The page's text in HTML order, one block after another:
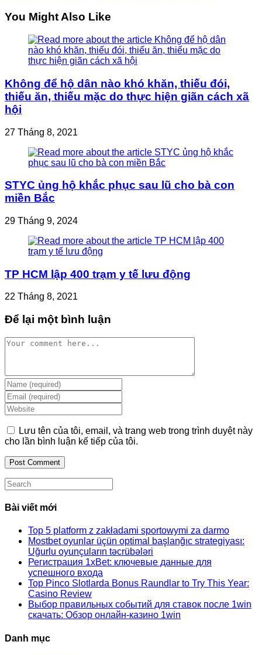
You Might Also Like
Không để hộ dân nào khó khăn, thiếu đói,
thiếu ăn, thiếu mặc do thực hiện giãn cách xã
hội
27 Tháng 8, 2021
STYC ủng hộ khắc phục sau lũ cho bà con
miền Bắc
29 Tháng 9, 2024
TP HCM lập 400 trạm y tế lưu động
22 Tháng 8, 2021
Để lại một bình luận
Comment
Enter
your
name
or
username
to
comment
Enter
your
email
address
to
comment
Enter
your
website
URL
Lưu tên của tôi, email, và trang web trong trình duyệt này
cho lần bình luận kế tiếp của tôi.
Search
this
website
Bài viết mới
Top 5 platform z zakładami sportowymi za darmo
Mostbet oyunlar üçün optimal başlanğıc strategiyası:
Uğurlu oyunçuların təcrübələri
Регистрация 1xBet: ключевые данные для
успешного входа
Top Pinco Slotlarda Bonus Raundlar to Try This Year:
Casino Review
Выбор правильных событий для ставок после 1win
скачать: Обзор онлайн-казино 1win
Danh mục